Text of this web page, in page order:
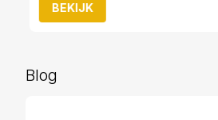
BEKIJK
Blog